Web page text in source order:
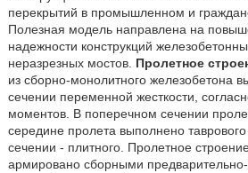
перекрытий в промышленном и
Полезная модель направлена на
надежности конструкций
неразрезных мостов. Пролетное
из сборно-монолитного железобетона
сечении переменной жесткости,
моментов. В поперечном сечении
середине пролета выполнено
сечении - плитного. Пролетное
армировано сборными